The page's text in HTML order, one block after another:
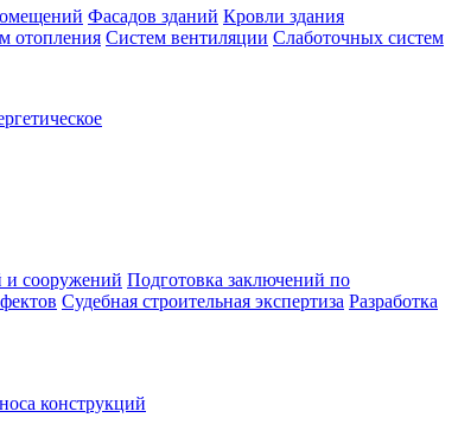
Фасадов зданий Кровли здания
отопления Систем вентиляции Слаботочных систем
и сооружений Подготовка заключений по
Судебная строительная экспертиза Разработка
конструкций